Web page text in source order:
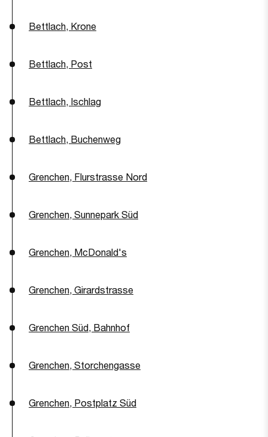
Bettlach, Krone
Bettlach, Post
Bettlach, Ischlag
Bettlach, Buchenweg
Grenchen, Flurstrasse Nord
Grenchen, Sunnepark Süd
Grenchen, McDonald's
Grenchen, Girardstrasse
Grenchen Süd, Bahnhof
Grenchen, Storchengasse
Grenchen, Postplatz Süd